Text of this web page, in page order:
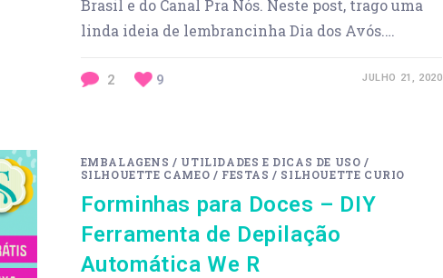
Brasil e do Canal Pra Nós. Neste post, trago uma
linda ideia de lembrancinha Dia dos Avós.…
2 9 JULHO 21, 2020
EMBALAGENS / UTILIDADES E DICAS DE USO /
SILHOUETTE CAMEO / FESTAS / SILHOUETTE CURIO
Forminhas para Doces – DIY
Ferramenta de Depilação
Automática We R